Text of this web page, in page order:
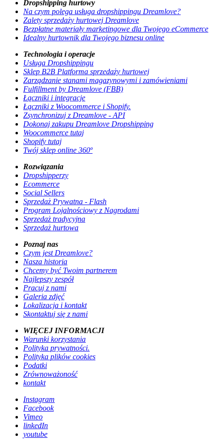
Dropshipping hurtowy
Na czym polega usługa dropshippingu Dreamlove?
Zalety sprzedaży hurtowej Dreamlove
Bezpłatne materiały marketingowe dla Twojego eCommerce
Idealny hurtownik dla Twojego biznesu online
Technologia i operacje
Usługa Dropshippingu
Sklep B2B Platforma sprzedaży hurtowej
Zarządzanie stanami magazynowymi i zamówieniami
Fulfillment by Dreamlove (FBB)
Łączniki i integracje
Łączniki z Woocommerce i Shopify.
Zsynchronizuj z Dreamlove - API
Dokonaj zakupu Dreamlove Dropshipping
Woocommerce tutaj
Shopify tutaj
Twój sklep online 360º
Rozwiązania
Dropshipperzy
Ecommerce
Social Sellers
Sprzedaż Prywatna - Flash
Program Lojalnościowy z Nagrodami
Sprzedaż tradycyjna
Sprzedaż hurtowa
Poznaj nas
Czym jest Dreamlove?
Nasza historia
Chcemy być Twoim partnerem
Najlepszy zespół
Pracuj z nami
Galeria zdjęć
Lokalizacja i kontakt
Skontaktuj się z nami
WIĘCEJ INFORMACJI
Warunki korzystania
Polityka prywatności.
Polityka plików cookies
Podatki
Zrównoważoność
kontakt
Instagram
Facebook
Vimeo
linkedIn
youtube